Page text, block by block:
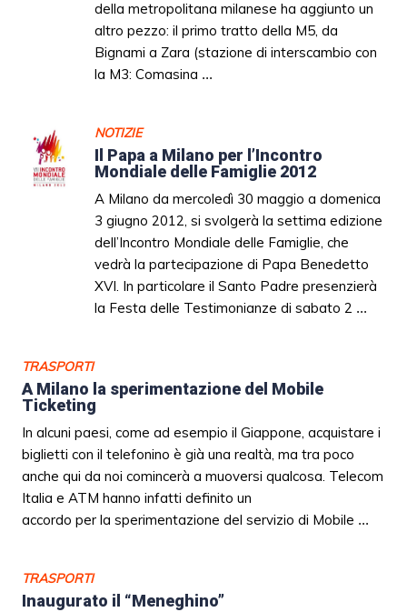
della metropolitana milanese ha aggiunto un
altro pezzo: il primo tratto della M5, da
Bignami a Zara (stazione di interscambio con
la M3: Comasina ...
NOTIZIE
Il Papa a Milano per l’Incontro
Mondiale delle Famiglie 2012
A Milano da mercoledì 30 maggio a domenica
3 giugno 2012, si svolgerà la settima edizione
dell’Incontro Mondiale delle Famiglie, che
vedrà la partecipazione di Papa Benedetto
XVI. In particolare il Santo Padre presenzierà
la Festa delle Testimonianze di sabato 2 ...
TRASPORTI
A Milano la sperimentazione del Mobile
Ticketing
In alcuni paesi, come ad esempio il Giappone, acquistare i
biglietti con il telefonino è già una realtà, ma tra poco
anche qui da noi comincerà a muoversi qualcosa. Telecom
Italia e ATM hanno infatti definito un
accordo per la sperimentazione del servizio di Mobile ...
TRASPORTI
Inaugurato il “Meneghino”